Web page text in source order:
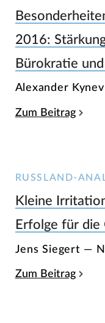
2016:
Bürokratie
Alexander
Zum Beitrag
RUSSLAND-
Kleine
Erfolge für
Jens Siegert —
Zum Beitrag